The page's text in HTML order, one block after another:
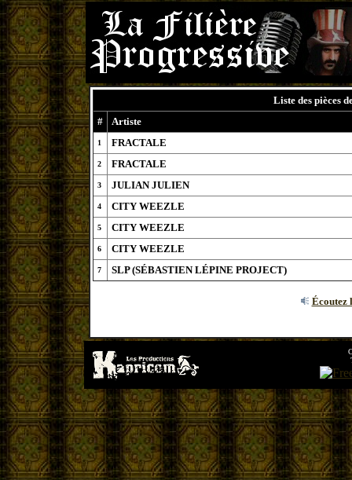
Liste des pièces
#
Artiste
1 FRACTALE
2 FRACTALE
3 JULIAN JULIEN
4 CITY WEEZLE
5 CITY WEEZLE
6 CITY WEEZLE
7 SLP (SÉBASTIEN LÉPINE PROJECT)
Écoutez